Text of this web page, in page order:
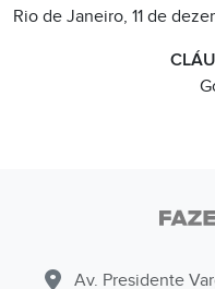
Rio de Janeiro, 11 de
Av. Presidente